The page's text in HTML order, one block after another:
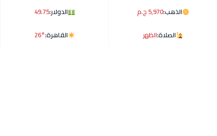
الذهب:5,970 ج.م الدولار:49.75
الصلاة:الظهر القاهرة:26°